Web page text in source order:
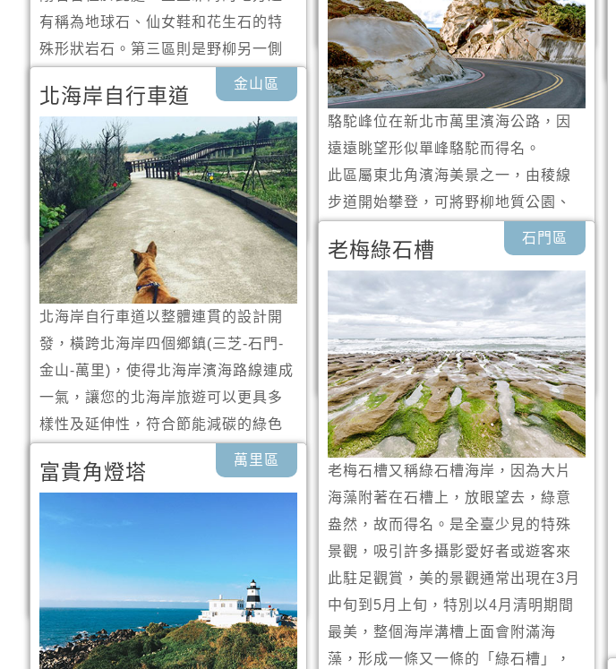
有稱為地球石、仙女鞋和花生石的特
殊形狀岩石。第三區則是野柳另一側
的海蝕平台，這一區為野柳地質公園
內重要的生態保護區，另外這裡也有
許多經海水侵蝕後，呈現奇特造型的
岩石，如二十四孝石、瑪伶鳥石、珠
石等。
駱駝峰位在新北市萬里濱海公路，因
遠遠眺望形似單峰駱駝而得名。
此區屬東北角濱海美景之一，由稜線
步道開始攀登，可將野柳地質公園、
野柳海洋世界、燭台雙嶼、基隆嶼盡
收眼底，還可遠眺野柳岬。
除了自身的身形特點外，駱駝峰頂還
有處小碉堡，更是成為近年新興的婚
攝地點。
金山區
北海岸自行車道
北海岸自行車道以整體連貫的設計開
發，橫跨北海岸四個鄉鎮(三芝-石門-
金山-萬里)，使得北海岸濱海路線連成
一氣，讓您的北海岸旅遊可以更具多
樣性及延伸性，符合節能減碳的綠色
目標，也讓我們的環境能夠繼續永續
發展。 當您騎乘自行車時，別忘了觀
照片來源 | #ig：amelia_lai_
石門區
老梅綠石槽
老梅石槽又稱綠石槽海岸，因為大片
海藻附著在石槽上，放眼望去，綠意
盎然，故而得名。是全臺少見的特殊
景觀，吸引許多攝影愛好者或遊客來
此駐足觀賞，美的景觀通常出現在3月
中旬到5月上旬，特別以4月清明期間
最美，整個海岸溝槽上面會附滿海
藻，形成一條又一條的「綠石槽」，
萬里區
富貴角燈塔